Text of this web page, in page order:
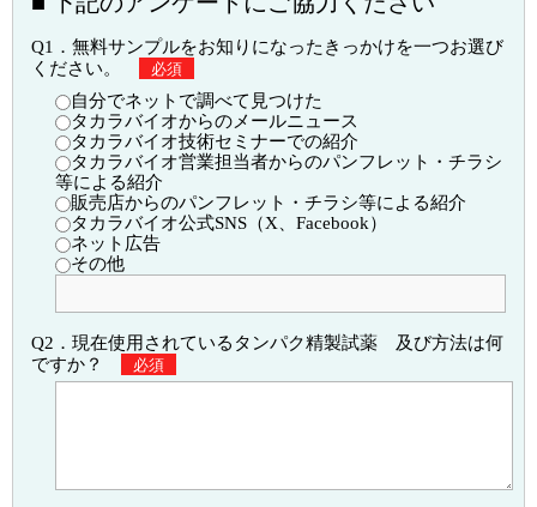
Q1．無料サンプルをお知りになったきっかけを一つお選び
ください。
必須
自分でネットで調べて見つけた
タカラバイオからのメールニュース
タカラバイオ技術セミナーでの紹介
タカラバイオ営業担当者からのパンフレット・チラシ
等による紹介
販売店からのパンフレット・チラシ等による紹介
タカラバイオ公式SNS（X、Facebook）
ネット広告
その他
Q2．現在使用されているタンパク精製試薬 及び方法は何
ですか？
必須